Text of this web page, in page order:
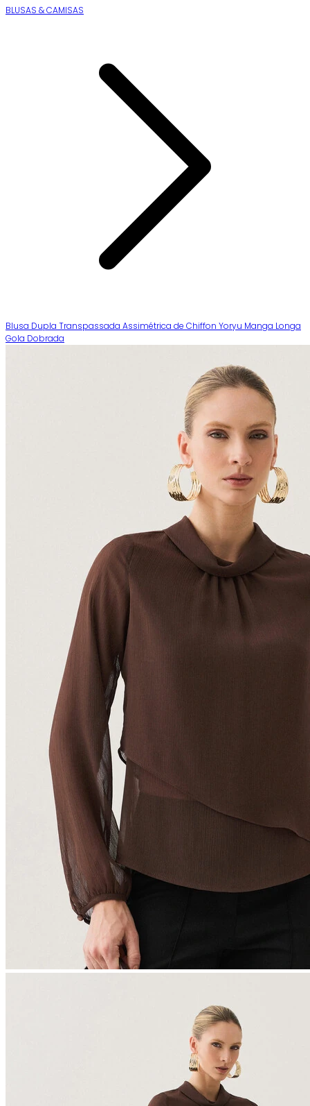
BLUSAS & CAMISAS
Blusa Dupla Transpassada Assimétrica de Chiffon Yoryu Manga Longa
Gola Dobrada